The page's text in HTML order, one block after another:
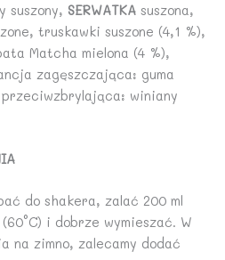
suszony, SERWATKA suszona,
truskawki suszone (4,1 %),
Matcha mielona (4 %),
zagęszczająca: guma
winiany
do shakera, zalać 200 ml
i dobrze wymieszać. W
na zimno, zalecamy dodać